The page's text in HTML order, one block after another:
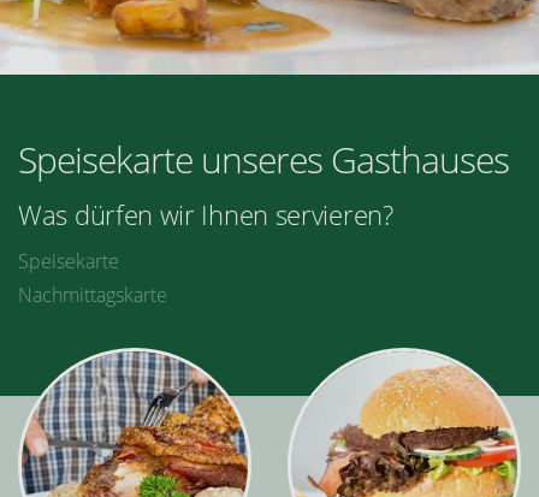
Speisekarte unseres Gasthauses
Was dürfen wir Ihnen servieren?
Speisekarte
Nachmittagskarte